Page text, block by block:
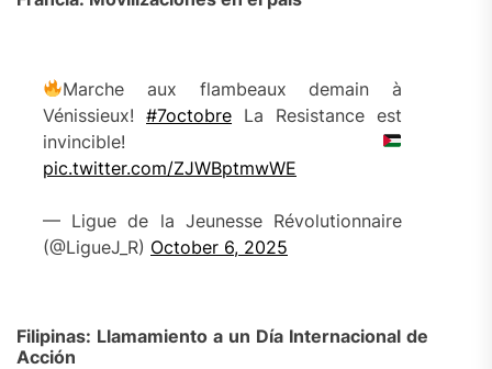
Marche aux flambeaux demain à
Vénissieux!#7octobre La Resistance est
invincible!
pic.twitter.com/ZJWBptmwWE
— Ligue de la Jeunesse Révolutionnaire
(@LigueJ_R) October 6, 2025
Filipinas: Llamamiento a un Día Internacional de
Acción